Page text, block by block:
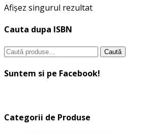
Afișez singurul rezultat
Cauta dupa ISBN
Caută
Caută
Suntem si pe Facebook!
Categorii de Produse